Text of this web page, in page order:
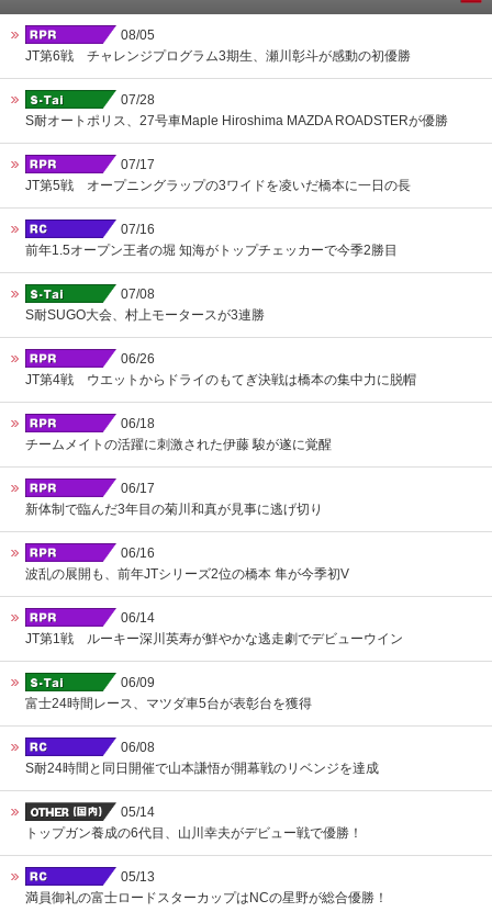
08/05
JT第6戦 チャレンジプログラム3期生、瀬川彰斗が感動の初優勝
07/28
S耐オートポリス、27号車Maple Hiroshima MAZDA ROADSTERが優勝
07/17
JT第5戦 オープニングラップの3ワイドを凌いだ橋本に一日の長
07/16
前年1.5オープン王者の堀 知海がトップチェッカーで今季2勝目
07/08
S耐SUGO大会、村上モータースが3連勝
06/26
JT第4戦 ウエットからドライのもてぎ決戦は橋本の集中力に脱帽
06/18
チームメイトの活躍に刺激された伊藤 駿が遂に覚醒
06/17
新体制で臨んだ3年目の菊川和真が見事に逃げ切り
06/16
波乱の展開も、前年JTシリーズ2位の橋本 隼が今季初V
06/14
JT第1戦 ルーキー深川英寿が鮮やかな逃走劇でデビューウイン
06/09
富士24時間レース、マツダ車5台が表彰台を獲得
06/08
S耐24時間と同日開催で山本謙悟が開幕戦のリベンジを達成
05/14
トップガン養成の6代目、山川幸夫がデビュー戦で優勝！
05/13
満員御礼の富士ロードスターカップはNCの星野が総合優勝！